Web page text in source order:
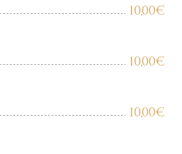
10,00€
10,00€
10,00€